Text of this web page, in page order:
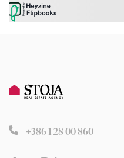
+386 1 28 00 860